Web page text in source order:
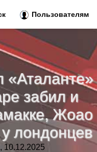
«Аталанте»
забил и
Жоао
лондонцев
10.12.2025
Пользователям